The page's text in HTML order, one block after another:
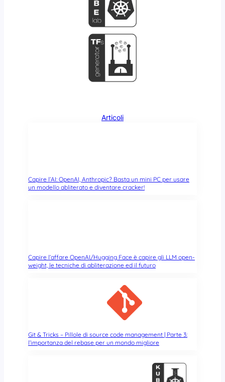
e
O
f
c
n
e
d
C
n
n
Articoli
Capire l’AI: OpenAI, Anthropic? Basta un mini PC per usare
un modello abliterato e diventare cracker!
Capire l’affare OpenAI/Hugging Face è capire gli LLM open-
weight, le tecniche di abliterazione ed il futuro
Git & Tricks – Pillole di source code management | Parte 3:
l’importanza del rebase per un mondo migliore